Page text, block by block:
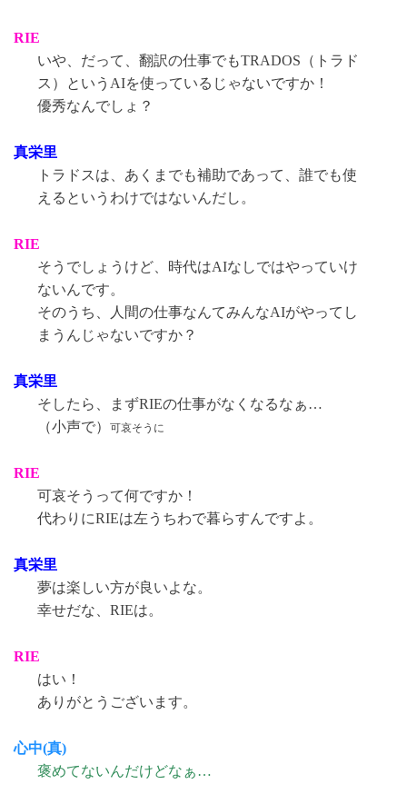
RIE
いや、だって、翻訳の仕事でもTRADOS（トラド
ス）というAIを使っているじゃないですか！
優秀なんでしょ？
真栄里
トラドスは、あくまでも補助であって、誰でも使
えるというわけではないんだし。
RIE
そうでしょうけど、時代はAIなしではやっていけ
ないんです。
そのうち、人間の仕事なんてみんなAIがやってし
まうんじゃないですか？
真栄里
そしたら、まずRIEの仕事がなくなるなぁ…
（小声で）
可哀そうに
RIE
可哀そうって何ですか！
代わりにRIEは左うちわで暮らすんですよ。
真栄里
夢は楽しい方が良いよな。
幸せだな、RIEは。
RIE
はい！
ありがとうございます。
心中(真)
褒めてないんだけどなぁ…